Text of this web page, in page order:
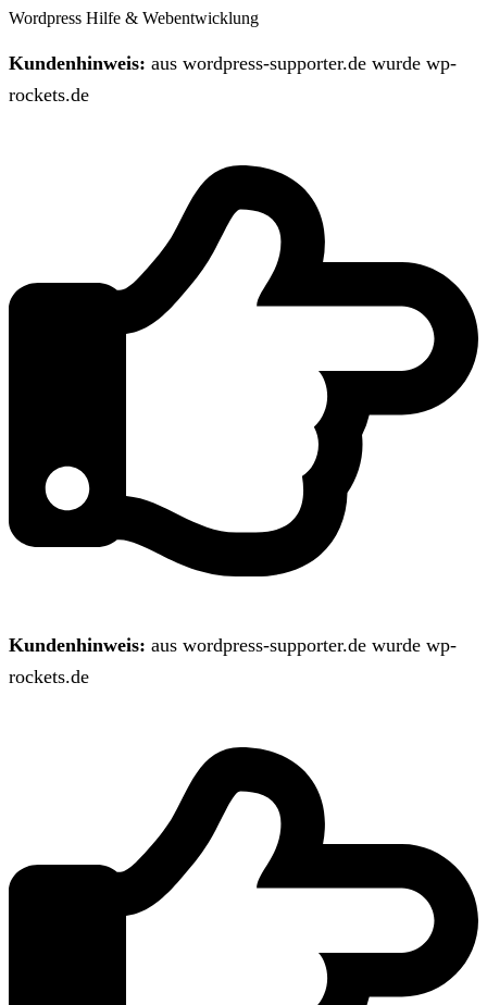
Wordpress Hilfe & Webentwicklung
Kundenhinweis: aus wordpress-supporter.de wurde wp-
rockets.de
Kundenhinweis: aus wordpress-supporter.de wurde wp-
rockets.de